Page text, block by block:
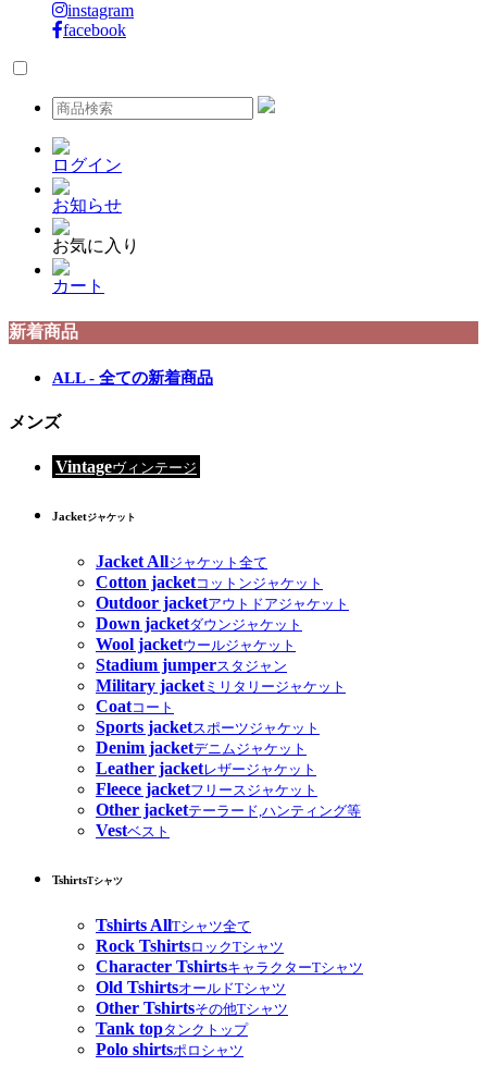
instagram
facebook
ログイン
お知らせ
お気に入り
カート
新着商品
ALL - 全ての新着商品
メンズ
Vintageヴィンテージ
Jacketジャケット
Jacket Allジャケット全て
Cotton jacketコットンジャケット
Outdoor jacketアウトドアジャケット
Down jacketダウンジャケット
Wool jacketウールジャケット
Stadium jumperスタジャン
Military jacketミリタリージャケット
Coatコート
Sports jacketスポーツジャケット
Denim jacketデニムジャケット
Leather jacketレザージャケット
Fleece jacketフリースジャケット
Other jacketテーラード,ハンティング等
Vestベスト
TshirtsTシャツ
Tshirts AllTシャツ全て
Rock TshirtsロックTシャツ
Character TshirtsキャラクターTシャツ
Old TshirtsオールドTシャツ
Other Tshirtsその他Tシャツ
Tank topタンクトップ
Polo shirtsポロシャツ